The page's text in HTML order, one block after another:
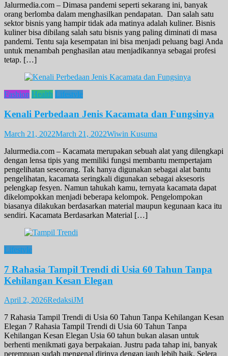
Jalurmedia.com – Dimasa pandemi seperti sekarang ini, banyak
orang berlomba dalam menghasilkan pendapatan. Dan salah satu
sektor bisnis yang hampir tidak ada matinya adalah kuliner. Bisnis
kuliner bisa dibilang salah satu bisnis yang paling diminati di masa
pandemi. Tentu saja kesempatan ini bisa menjadi peluang bagi Anda
untuk menambah penghasilan atau menjadikannya sebagai profesi
tetap. […]
Fashion Health Lifestyle
Kenali Perbedaan Jenis Kacamata dan Fungsinya
March 21, 2022March 21, 2022Wiwin Kusuma
Jalurmedia.com – Kacamata merupakan sebuah alat yang dilengkapi
dengan lensa tipis yang memiliki fungsi membantu mempertajam
pengelihatan seseorang. Tak hanya digunakan sebagai alat bantu
pengelihatan, kacamata seringkali digunakan sebagai aksesoris
pelengkap fesyen. Namun tahukah kamu, ternyata kacamata dapat
dikelompokkan menjadi beberapa kelompok. Pengelompokan
biasanya dilakukan berdasarkan material maupun kegunaan kaca itu
sendiri. Kacamata Berdasarkan Material […]
Lifestyle
7 Rahasia Tampil Trendi di Usia 60 Tahun Tanpa
Kehilangan Kesan Elegan
April 2, 2026RedaksiJM
7 Rahasia Tampil Trendi di Usia 60 Tahun Tanpa Kehilangan Kesan
Elegan 7 Rahasia Tampil Trendi di Usia 60 Tahun Tanpa
Kehilangan Kesan Elegan Usia 60 tahun bukan alasan untuk
berhenti menikmati gaya berpakaian. Justru pada tahap ini, banyak
perempuan sudah mengenal dirinya dengan jauh lebih baik. Selera